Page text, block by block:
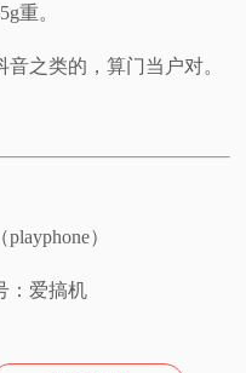
重。
之类的，算门当户对。
）
：爱搞机